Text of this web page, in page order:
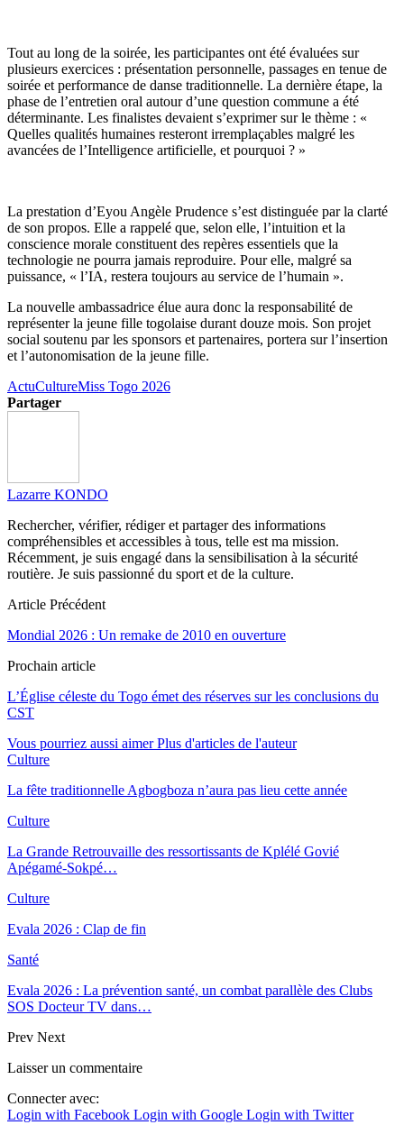
Tout au long de la soirée, les participantes ont été évaluées sur
plusieurs exercices : présentation personnelle, passages en tenue de
soirée et performance de danse traditionnelle. La dernière étape, la
phase de l’entretien oral autour d’une question commune a été
déterminante. Les finalistes devaient s’exprimer sur le thème : «
Quelles qualités humaines resteront irremplaçables malgré les
avancées de l’Intelligence artificielle, et pourquoi ? »
La prestation d’Eyou Angèle Prudence s’est distinguée par la clarté
de son propos. Elle a rappelé que, selon elle, l’intuition et la
conscience morale constituent des repères essentiels que la
technologie ne pourra jamais reproduire. Pour elle, malgré sa
puissance, « l’IA, restera toujours au service de l’humain ».
La nouvelle ambassadrice élue aura donc la responsabilité de
représenter la jeune fille togolaise durant douze mois. Son projet
social soutenu par les sponsors et partenaires, portera sur l’insertion
et l’autonomisation de la jeune fille.
ActuCultureMiss Togo 2026
Partager
Lazarre KONDO
Rechercher, vérifier, rédiger et partager des informations
compréhensibles et accessibles à tous, telle est ma mission.
Récemment, je suis engagé dans la sensibilisation à la sécurité
routière. Je suis passionné du sport et de la culture.
Article Précédent
Mondial 2026 : Un remake de 2010 en ouverture
Prochain article
L’Église céleste du Togo émet des réserves sur les conclusions du
CST
Vous pourriez aussi aimer Plus d'articles de l'auteur
Culture
La fête traditionnelle Agbogboza n’aura pas lieu cette année
Culture
La Grande Retrouvaille des ressortissants de Kplélé Govié
Apégamé-Sokpé…
Culture
Evala 2026 : Clap de fin
Santé
Evala 2026 : La prévention santé, un combat parallèle des Clubs
SOS Docteur TV dans…
Prev Next
Laisser un commentaire
Connecter avec:
Login with Facebook Login with Google Login with Twitter